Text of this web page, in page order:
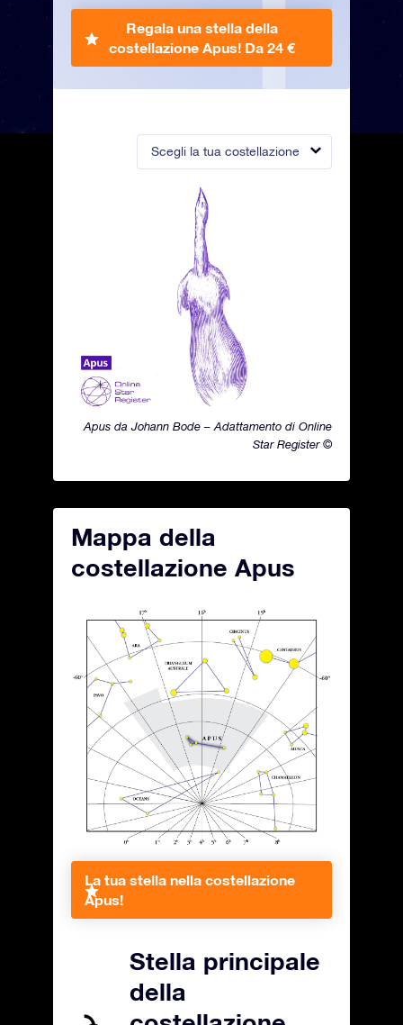
Scegli la tua costellazione
Apus da Johann Bode – Adattamento di Online
Star Register ©
Regala una stella della
costellazione Apus! Da 24 €
Mappa della
costellazione Apus
La tua stella nella costellazione
Apus!
Stella principale
della